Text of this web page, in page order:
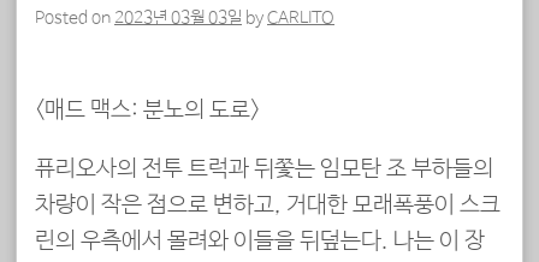
Posted on 2023년 03월 03일 byCARLITO
<매드 맥스: 분노의 도로>
퓨리오사의 전투 트럭과 뒤쫓는 임모탄 조 부하들의
차량이 작은 점으로 변하고, 거대한 모래폭풍이 스크
린의 우측에서 몰려와 이들을 뒤덮는다. 나는 이 장